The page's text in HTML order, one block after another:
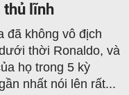
thủ lĩnh
đã không vô địch
thời Ronaldo, và
họ trong 5 kỳ
nhất nói lên rất...